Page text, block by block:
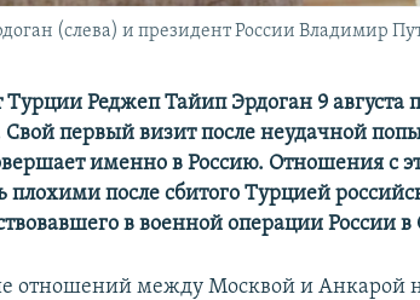
(слева) и президент России Владимир
Реджеп Тайип Эрдоган 9 августа
Свой первый визит после неудачной
именно в Россию. Отношения с
плохими после сбитого Турцией
в военной операции России
отношений между Москвой и Анкарой